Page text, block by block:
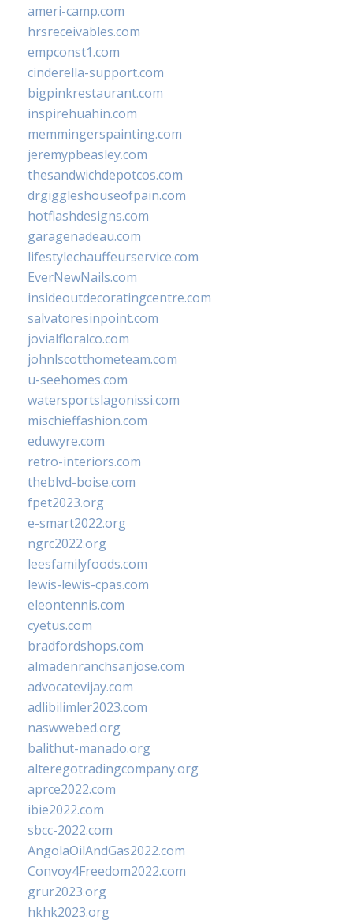
ameri-camp.com
hrsreceivables.com
empconst1.com
cinderella-support.com
bigpinkrestaurant.com
inspirehuahin.com
memmingerspainting.com
jeremypbeasley.com
thesandwichdepotcos.com
drgiggleshouseofpain.com
hotflashdesigns.com
garagenadeau.com
lifestylechauffeurservice.com
EverNewNails.com
insideoutdecoratingcentre.com
salvatoresinpoint.com
jovialfloralco.com
johnlscotthometeam.com
u-seehomes.com
watersportslagonissi.com
mischieffashion.com
eduwyre.com
retro-interiors.com
theblvd-boise.com
fpet2023.org
e-smart2022.org
ngrc2022.org
leesfamilyfoods.com
lewis-lewis-cpas.com
eleontennis.com
cyetus.com
bradfordshops.com
almadenranchsanjose.com
advocatevijay.com
adlibilimler2023.com
naswwebed.org
balithut-manado.org
alteregotradingcompany.org
aprce2022.com
ibie2022.com
sbcc-2022.com
AngolaOilAndGas2022.com
Convoy4Freedom2022.com
grur2023.org
hkhk2023.org